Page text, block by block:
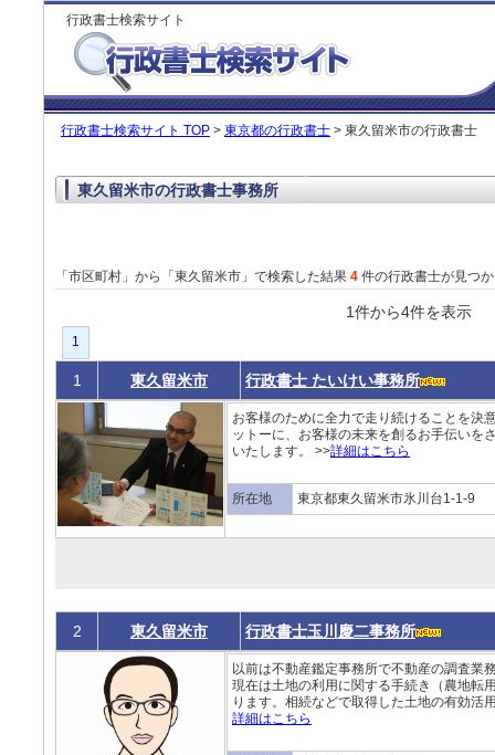
行政書士検索サイト
行政書士検索サイト TOP > 東京都の行政書士 > 東久留米市の行政書士
東久留米市の行政書士事務所
「市区町村」から「東久留米市」で検索した結果 4 件の行政書士が見つ
1件から4件を表
1
1 東久留米市 行政書士 たいけい事務所
お客様のために全力で走り続けることを決
ットーに、お客様の未来を創るお手伝いを
いたします。 >>詳細はこちら
所在地 東京都東久留米市氷川台1-1-9
2 東久留米市 行政書士玉川慶二事務所
以前は不動産鑑定事務所で不動産の調査業
現在は土地の利用に関する手続き（農地転
ります。相続などで取得した土地の有効活
詳細はこちら